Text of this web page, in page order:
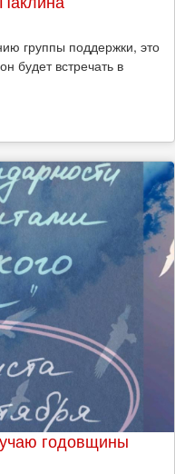
группы поддержки, это
будет встречать в
годовщины